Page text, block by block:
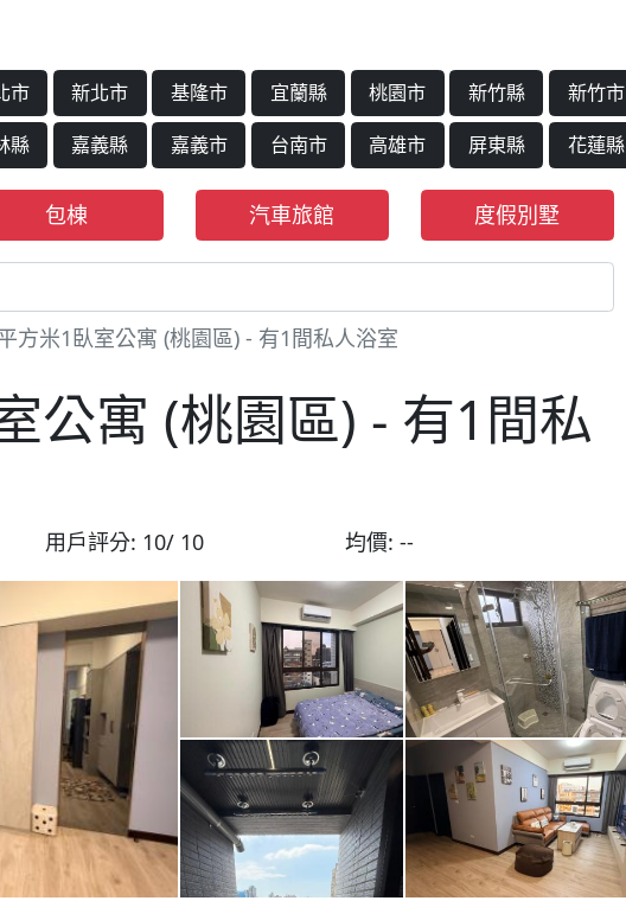
市 新北市 基隆市 宜蘭縣 桃園市 新竹縣 新竹市
縣
嘉義縣 嘉義市 台南市 高雄市 屏東縣 花蓮縣
包棟 汽車旅館 度假別墅
方米1臥室公寓 (桃園區) - 有1間私人浴室
公寓 (桃園區) - 有1間私
用戶評分: 10/ 10 均價:--